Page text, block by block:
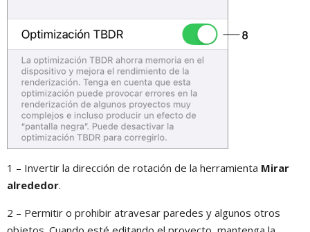
1 – Invertir la dirección de rotación de la herramienta Mirar
alrededor.
2 – Permitir o prohibir atravesar paredes y algunos otros